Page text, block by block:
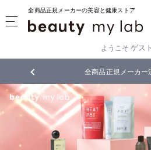
全商品正規メーカーの美容と健康ストア
ようこそ ゲスト
ー流通商品 5,500円(税